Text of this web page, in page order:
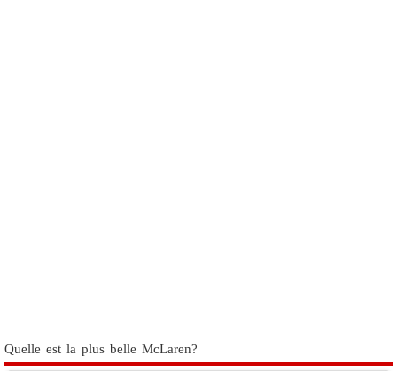
Quelle est la plus belle McLaren?